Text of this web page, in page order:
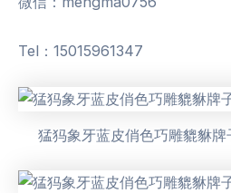
Tel：15015961347
猛犸象牙蓝皮俏色巧雕貔貅牌